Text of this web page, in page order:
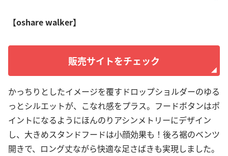
【oshare walker】
販売サイトをチェック
かっちりとしたイメージを覆すドロップショルダーのゆる
っとシルエットが、こなれ感をプラス。フードボタンはポ
イントになるようにほんのりアシンメトリーにデザイン
し、大きめスタンドフードは小顔効果も！後ろ裾のベンツ
開きで、ロング丈ながら快適な足さばきも実現しました。